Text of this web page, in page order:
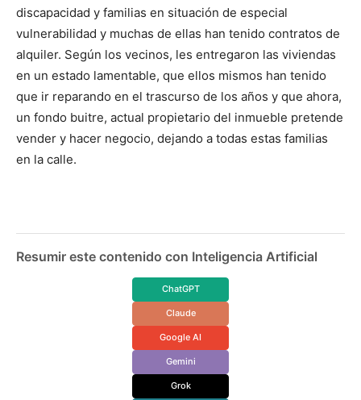
discapacidad y familias en situación de especial
vulnerabilidad y muchas de ellas han tenido contratos de
alquiler. Según los vecinos, les entregaron las viviendas
en un estado lamentable, que ellos mismos han tenido
que ir reparando en el trascurso de los años y que ahora,
un fondo buitre, actual propietario del inmueble pretende
vender y hacer negocio, dejando a todas estas familias
en la calle.
Resumir este contenido con Inteligencia Artificial
ChatGPT
Claude
Google AI
Gemini
Grok